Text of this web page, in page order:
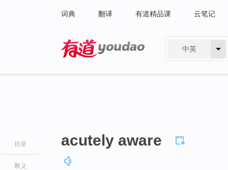
词典 翻译 有道精品课 云笔记
中英
目录
释义
acutely aware